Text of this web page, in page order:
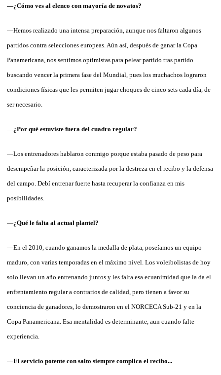
—¿Cómo ves al elenco con mayoría de novatos?
—Hemos realizado una intensa preparación, aunque nos faltaron algunos
partidos contra selecciones europeas. Aún así, después de ganar la Copa
Panamericana, nos sentimos optimistas para pelear partido tras partido
buscando vencer la primera fase del Mundial, pues los muchachos lograron
condiciones físicas que les permiten jugar choques de cinco sets cada día, de
ser necesario.
—¿Por qué estuviste fuera del cuadro regular?
—Los entrenadores hablaron conmigo porque estaba pasado de peso para
desempeñar la posición, caracterizada por la destreza en el recibo y la defensa
del campo. Debí entrenar fuerte hasta recuperar la confianza en mis
posibilidades.
—¿Qué le falta al actual plantel?
—En el 2010, cuando ganamos la medalla de plata, poseíamos un equipo
maduro, con varias temporadas en el máximo nivel. Los voleibolistas de hoy
solo llevan un año entrenando juntos y les falta esa ecuanimidad que la da el
enfrentamiento regular a contrarios de calidad, pero tienen a favor su
conciencia de ganadores, lo demostraron en el NORCECA Sub-21 y en la
Copa Panamericana. Esa mentalidad es determinante, aun cuando falte
experiencia.
—El servicio potente con salto siempre complica el recibo...